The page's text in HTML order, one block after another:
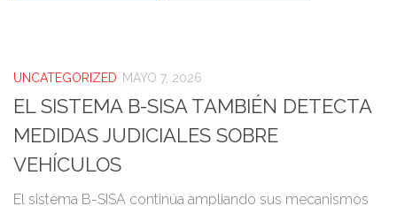
UNCATEGORIZED MAYO 7, 2026
EL SISTEMA B-SISA TAMBIÉN DETECTA
MEDIDAS JUDICIALES SOBRE
VEHÍCULOS
El sistema B-SISA continúa ampliando sus mecanismos